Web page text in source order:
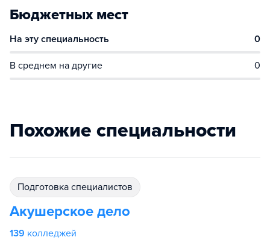
Бюджетных мест
На эту специальность 0
В среднем на другие 0
Похожие специальности
подготовка специалистов
Акушерское дело
139 колледжей